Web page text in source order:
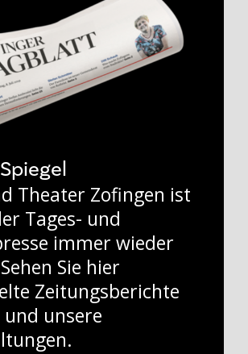
Theater Zofingen ist
Tages- und
immer wieder
Sie hier
Zeitungsberichte
unsere